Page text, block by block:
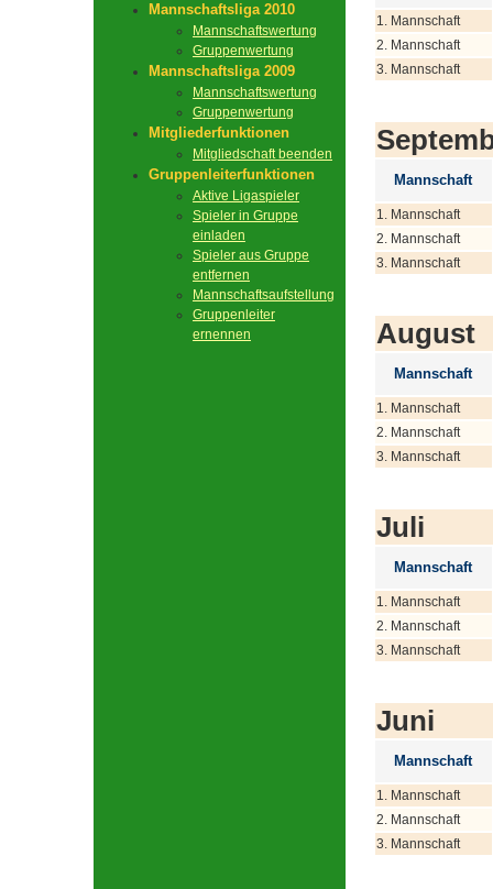
Mannschaftsliga 2010
Mannschaftswertung
Gruppenwertung
Mannschaftsliga 2009
Mannschaftswertung
Gruppenwertung
Mitgliederfunktionen
Mitgliedschaft beenden
Gruppenleiterfunktionen
Aktive Ligaspieler
Spieler in Gruppe
einladen
Spieler aus Gruppe
entfernen
Mannschaftsaufstellung
Gruppenleiter
ernennen
1. Mannschaft
2. Mannschaft
3. Mannschaft
Mannschaft
1. Mannschaft
2. Mannschaft
3. Mannschaft
August
Mannschaft
1. Mannschaft
2. Mannschaft
3. Mannschaft
Juli
Mannschaft
1. Mannschaft
2. Mannschaft
3. Mannschaft
Juni
Mannschaft
1. Mannschaft
2. Mannschaft
3. Mannschaft